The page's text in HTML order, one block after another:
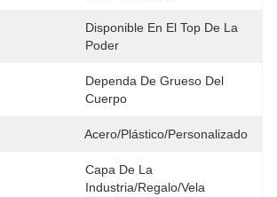
Disponible En El Top De La
Poder
Dependa De Grueso Del
Cuerpo
Acero/plástico/personalizado
Capa De La
Industria/regalo/vela